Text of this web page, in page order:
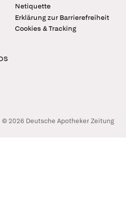
Netiquette
Erklärung zur Barrierefreiheit
Cookies & Tracking
© 2026 Deutsche Apotheker Zeitung